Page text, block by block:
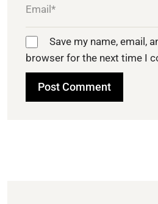
Save my name, email,
browser for the next time I